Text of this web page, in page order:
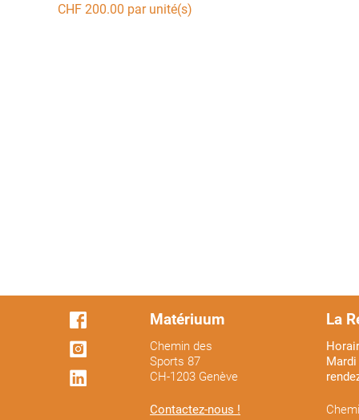
CHF 200.00 par unité(s)
Matériuum
Chemin des
Sports 87
CH-1203 Genève
Contactez-nous !
La